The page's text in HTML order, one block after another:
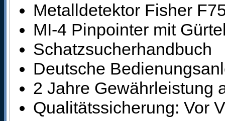
Metalldetektor Fisher
MI-4 Pinpointer mit
Schatzsucherhandbuch
Deutsche
2 Jahre Gewährleistung
Qualitätssicherung: Vor